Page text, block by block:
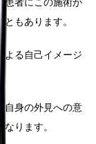
患者にこの施術が
もあります。
よる自己イメージ
自身の外見への意
ります。